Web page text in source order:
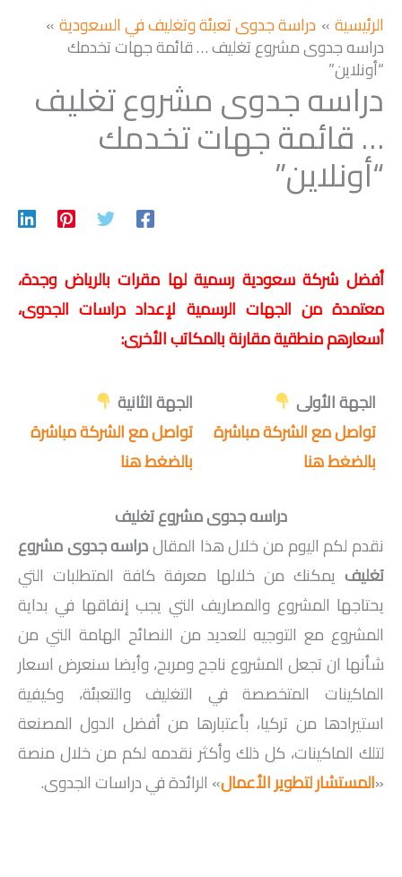
الرئيسية دراسة جدوى تعبئة وتغليف في السعودية
دراسه جدوى مشروع تغليف … قائمة جهات تخدمك
“أونلاين”
دراسه جدوى مشروع تغليف
… قائمة جهات تخدمك
“أونلاين”
أفضل شركة سعودية رسمية لها مقرات بالرياض وجدة،
معتمدة من الجهات الرسمية لإعداد دراسات الجدوى،
أسعارهم منطقية مقارنة بالمكاتب الأخرى:
الجهة الأولى
تواصل مع الشركة مباشرة
بالضغط هنا
الجهة الثانية
تواصل مع الشركة مباشرة
بالضغط هنا
دراسه جدوى مشروع تغليف
نقدم لكم اليوم من خلال هذا المقالدراسه جدوى مشروع
تغليف يمكنك من خلالها معرفة كافة المتطلبات التي
يحتاجها المشروع والمصاريف التي يجب إنفاقها في بداية
المشروع مع التوجيه للعديد من النصائح الهامة التي من
شأنها ان تجعل المشروع ناجح ومربح، وأيضا سنعرض اسعار
الماكينات المتخصصة في التغليف والتعبئة، وكيفية
استيرادها من تركيا، بأعتبارها من أفضل الدول المصنعة
لتلك الماكينات، كل ذلك وأكثر نقدمه لكم من خلال منصة
«المستشار لتطوير الأعمال» الرائدة في دراسات الجدوى.